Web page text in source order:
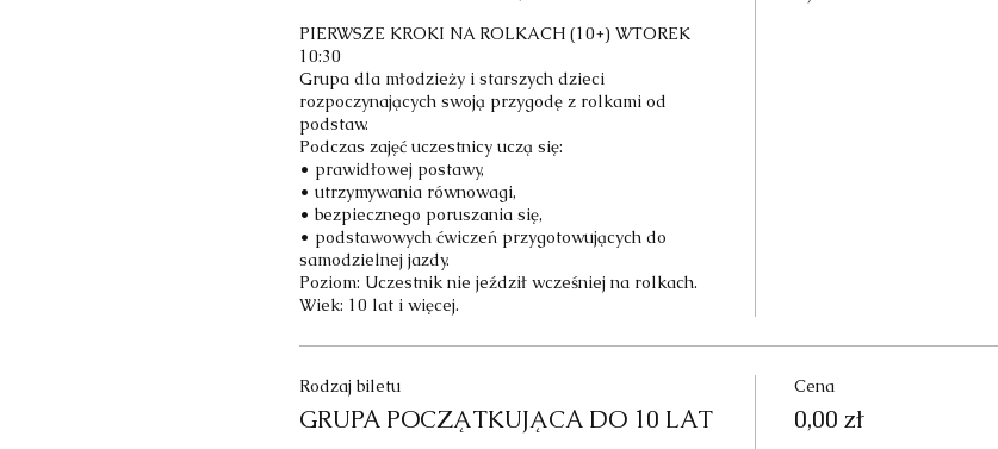
PIERWSZE KROKI NA ROLKACH (10+) WTOREK
10:30
Grupa dla młodzieży i starszych dzieci
rozpoczynających swoją przygodę z rolkami od
podstaw.
Podczas zajęć uczestnicy uczą się:
• prawidłowej postawy,
• utrzymywania równowagi,
• bezpiecznego poruszania się,
• podstawowych ćwiczeń przygotowujących do
samodzielnej jazdy.
Poziom: Uczestnik nie jeździł wcześniej na rolkach.
Wiek: 10 lat i więcej.
Rodzaj biletu
GRUPA POCZĄTKUJĄCA DO 10 LAT
Cena
0,00 zł